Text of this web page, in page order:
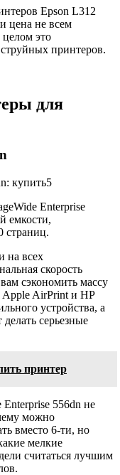
Epson L312
цена не всем
это
принтеров.
для
Enterprise
емкости,
страниц.
на всех
скорость
сэкономить массу
AirPrint и HP
устройства, а
серьезные
принтер
Enterprise 556dn не
можно
вместо 6-ти, но
мелкие
считаться лучшим